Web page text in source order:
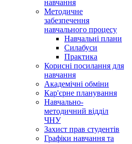
навчання
Методичне
забезпечення
навчального процесу
Навчальні плани
Силабуси
Практика
Корисні посилання для
навчання
Академічні обміни
Кар'єрне планування
Навчально-
методичний відділ
ЧНУ
Захист прав студентів
Графіки навчання та